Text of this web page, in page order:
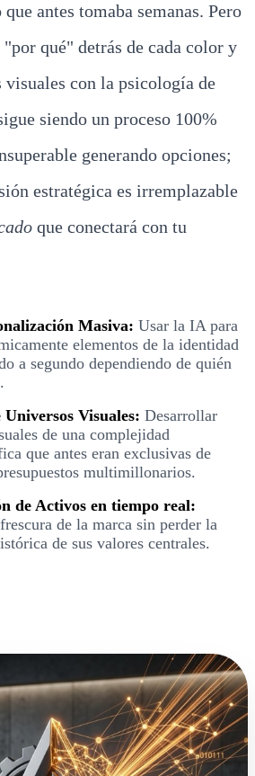
antes tomaba semanas. Pero
qué" detrás de cada color y
visuales con la psicología de
siendo un proceso 100%
generando opciones;
estratégica es irremplazable
que conectará con tu
Masiva: Usar la IA para
elementos de la identidad
a segundo dependiendo de quién
Visuales: Desarrollar
de una complejidad
que antes eran exclusivas de
multimillonarios.
de Activos en tiempo real:
de la marca sin perder la
de sus valores centrales.